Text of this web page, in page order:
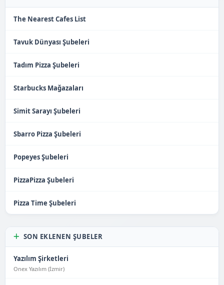
The Nearest Cafes List
Tavuk Dünyası Şubeleri
Tadım Pizza Şubeleri
Starbucks Mağazaları
Simit Sarayı Şubeleri
Sbarro Pizza Şubeleri
Popeyes Şubeleri
PizzaPizza Şubeleri
Pizza Time Şubeleri
SON EKLENEN ŞUBELER
Yazılım Şirketleri
Onex Yazılım (İzmir)